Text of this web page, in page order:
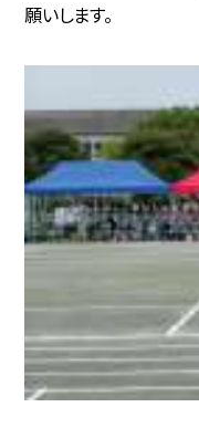
願いします。